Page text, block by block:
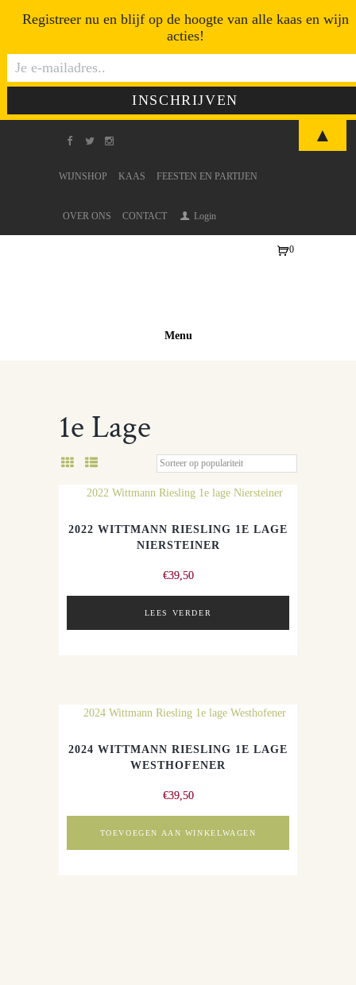
WIJNSHOP KAAS FEESTEN EN PARTIJEN
OVER ONS CONTACT Login
Menu
0
1e Lage
2022 WITTMANN RIESLING 1E LAGE
NIERSTEINER
€39,50
LEES VERDER
2024 WITTMANN RIESLING 1E LAGE
WESTHOFENER
€39,50
TOEVOEGEN AAN WINKELWAGEN
Registreer nu en blijf op de hoogte van alle kaas en wijn
acties!
▲